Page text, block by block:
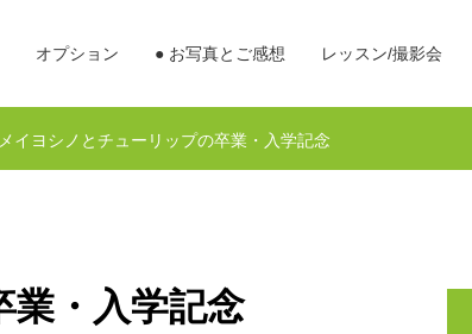
オプション ● お写真とご感想 レッスン/撮影会
イヨシノとチューリップの卒業・入学記念
業・入学記念